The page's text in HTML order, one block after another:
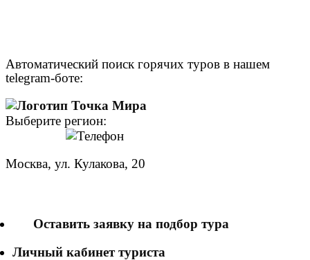
Автоматический поиск горячих туров в нашем
telegram-боте:
Выберите регион:
Москва, ул. Кулакова, 20
Оставить заявку на подбор тура
Личный кабинет туриста